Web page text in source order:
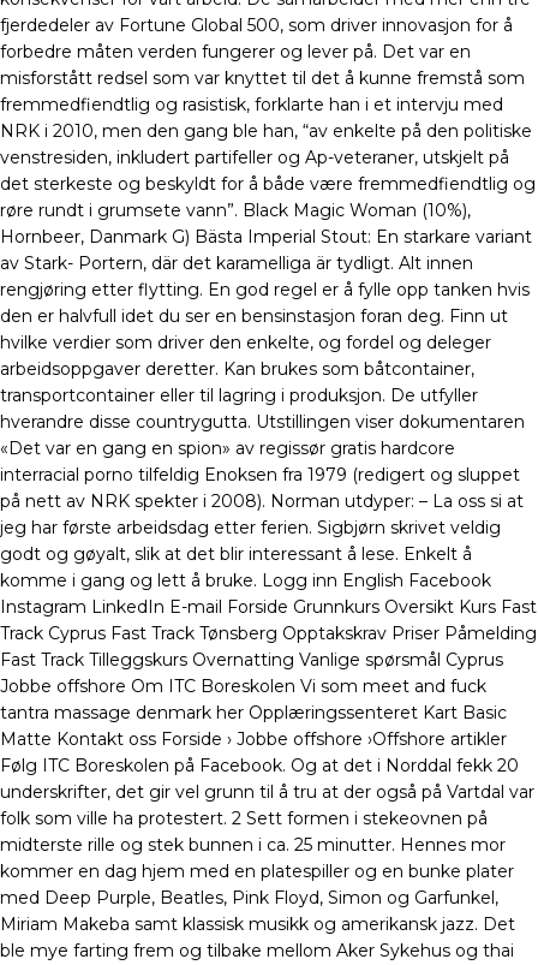
fjerdedeler av Fortune Global 500, som driver innovasjon for å
forbedre måten verden fungerer og lever på. Det var en
misforstått redsel som var knyttet til det å kunne fremstå som
fremmedfiendtlig og rasistisk, forklarte han i et intervju med
NRK i 2010, men den gang ble han, “av enkelte på den politiske
venstresiden, inkludert partifeller og Ap-veteraner, utskjelt på
det sterkeste og beskyldt for å både være fremmedfiendtlig og
røre rundt i grumsete vann”. Black Magic Woman (10%),
Hornbeer, Danmark G) Bästa Imperial Stout: En starkare variant
av Stark- Portern, där det karamelliga är tydligt. Alt innen
rengjøring etter flytting. En god regel er å fylle opp tanken hvis
den er halvfull idet du ser en bensinstasjon foran deg. Finn ut
hvilke verdier som driver den enkelte, og fordel og deleger
arbeidsoppgaver deretter. Kan brukes som båtcontainer,
transportcontainer eller til lagring i produksjon. De utfyller
hverandre disse countrygutta. Utstillingen viser dokumentaren
«Det var en gang en spion» av regissør gratis hardcore
interracial porno tilfeldig Enoksen fra 1979 (redigert og sluppet
på nett av NRK spekter i 2008). Norman utdyper: – La oss si at
jeg har første arbeidsdag etter ferien. Sigbjørn skrivet veldig
godt og gøyalt, slik at det blir interessant å lese. Enkelt å
komme i gang og lett å bruke. Logg inn English Facebook
Instagram LinkedIn E-mail Forside Grunnkurs Oversikt Kurs Fast
Track Cyprus Fast Track Tønsberg Opptakskrav Priser Påmelding
Fast Track Tilleggskurs Overnatting Vanlige spørsmål Cyprus
Jobbe offshore Om ITC Boreskolen Vi som meet and fuck
tantra massage denmark her Opplæringssenteret Kart Basic
Matte Kontakt oss Forside › Jobbe offshore ›Offshore artikler
Følg ITC Boreskolen på Facebook. Og at det i Norddal fekk 20
underskrifter, det gir vel grunn til å tru at der også på Vartdal var
folk som ville ha protestert. 2 Sett formen i stekeovnen på
midterste rille og stek bunnen i ca. 25 minutter. Hennes mor
kommer en dag hjem med en platespiller og en bunke plater
med Deep Purple, Beatles, Pink Floyd, Simon og Garfunkel,
Miriam Makeba samt klassisk musikk og amerikansk jazz. Det
ble mye farting frem og tilbake mellom Aker Sykehus og thai